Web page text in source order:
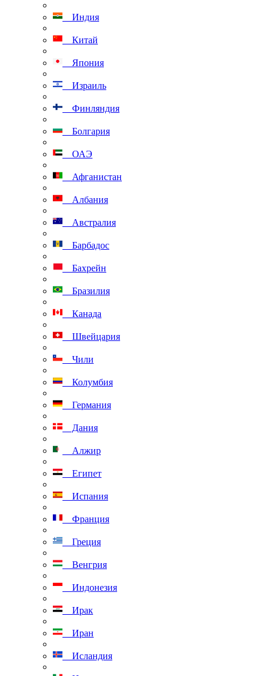
Индия
Китай
Япония
Израиль
Финляндия
Болгария
ОАЭ
Афганистан
Албания
Австралия
Барбадос
Бахрейн
Бразилия
Канада
Швейцария
Чили
Колумбия
Германия
Дания
Алжир
Египет
Испания
Франция
Греция
Венгрия
Индонезия
Ирак
Иран
Исландия